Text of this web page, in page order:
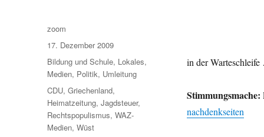
in der
Stimmungsmache:
nachdenkseiten
Autor
zoom
Veröffentlicht
am
17. Dezember 2009
Kategorien
Bildung und Schule, Lokales,
Medien, Politik, Umleitung
Schlagwörter
CDU,Griechenland,
Heimatzeitung,Jagdsteuer,
Rechtspopulismus,WAZ-
Medien,Wüst